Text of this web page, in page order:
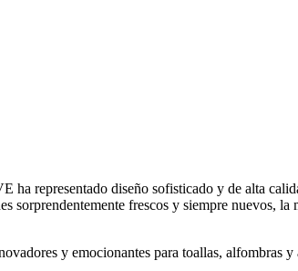
ha representado diseño sofisticado y de alta
sorprendentemente frescos y siempre nuevos,
y emocionantes para toallas, alfombras